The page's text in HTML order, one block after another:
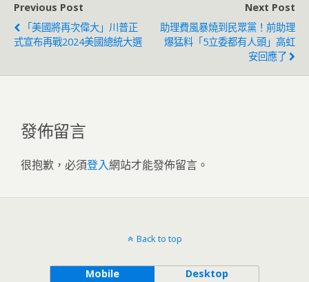
Previous Post
「美國將再次偉大」川普正
式宣布再戰2024美國總統大選
Next Post
助理費風暴燒到民眾黨！前助理
爆猛料「5立委都有人頭」高虹
安回應了
發佈留言
很抱歉，必須登入網站才能發佈留言。
Back to top
Mobile Desktop